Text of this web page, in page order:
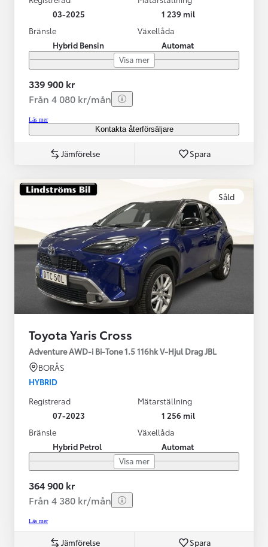
03-2025
1 239 mil
Bränsle
Hybrid Bensin
Växellåda
Automat
Visa mer
339 900 kr
Från 4 080 kr/mån
Läs mer
Kontakta återförsäljare
Jämförelse Spara
Såld
Toyota Yaris Cross
Adventure AWD-i Bi-Tone 1.5 116hk V-Hjul Drag JBL
BORÅS
HYBRID
Registrerad
07-2023
Mätarställning
1 256 mil
Bränsle
Hybrid Petrol
Växellåda
Automat
Visa mer
364 900 kr
Från 4 380 kr/mån
Läs mer
Jämförelse Spara